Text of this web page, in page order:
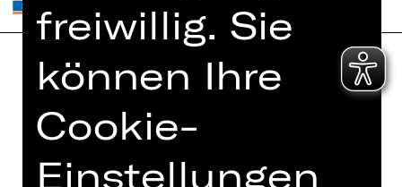
Home
Spielplan
Newsletter
Jobs
AGB
freiwillig. Sie
können Ihre
Cookie-
Einstellungen